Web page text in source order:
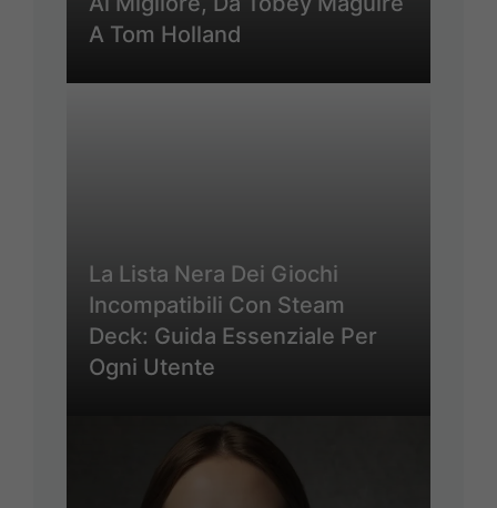
A Tom Holland
La Lista Nera Dei Giochi
Incompatibili Con Steam
Deck: Guida Essenziale Per
Ogni Utente